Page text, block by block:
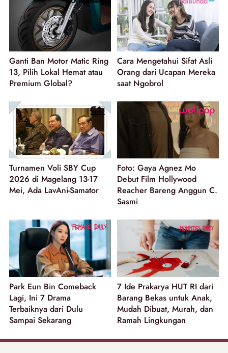
Ganti Ban Motor Matic Ring
13, Pilih Lokal Hemat atau
Premium Global?
Cara Mengetahui Sifat Asli
Orang dari Ucapan Mereka
saat Ngobrol
Turnamen Voli SBY Cup
2026 di Magelang 13-17
Mei, Ada LavAni-Samator
Foto: Gaya Agnez Mo
Debut Film Hollywood
Reacher Bareng Anggun C.
Sasmi
Park Eun Bin Comeback
Lagi, Ini 7 Drama
Terbaiknya dari Dulu
Sampai Sekarang
7 Ide Prakarya HUT RI dari
Barang Bekas untuk Anak,
Mudah Dibuat, Murah, dan
Ramah Lingkungan